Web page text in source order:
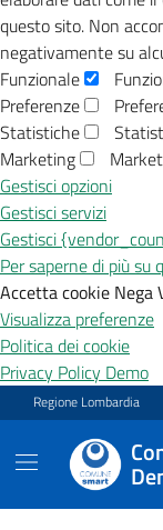
questo sito. Non
negativamente su
Funzionale
Preferenze
Statistiche
Marketing
Gestisci opzioni
Gestisci servizi
Gestisci
Per saperne di più su
Accetta cookie Nega
Visualizza preferenze
Politica dei cookie
Privacy Policy Demo
Vai ai contenuti
Vai al footer
Regione Lombardia